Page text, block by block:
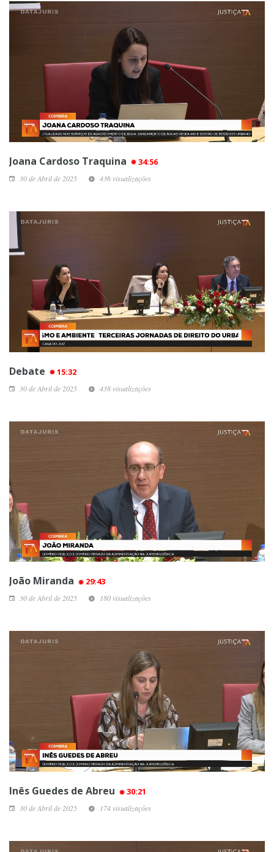
Joana Cardoso Traquina 34:56
30 de Abril de 2025 436 visualizações
Debate 15:32
30 de Abril de 2025 438 visualizações
João Miranda 29:43
30 de Abril de 2025 180 visualizações
Inês Guedes de Abreu 30:21
30 de Abril de 2025 174 visualizações